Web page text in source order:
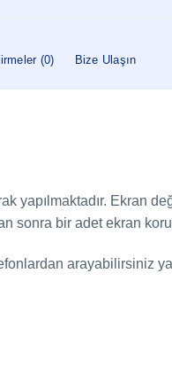
(0) Bize Ulaşın
yapılmaktadır. Ekran
sonra bir adet ekran
arayabilirsiniz